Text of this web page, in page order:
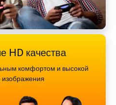
HD качества
комфортом и высокой
изображения